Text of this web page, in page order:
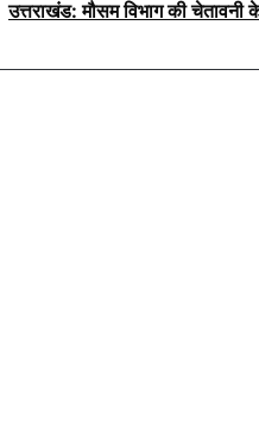
उत्तराखंड: मौसम विभाग की